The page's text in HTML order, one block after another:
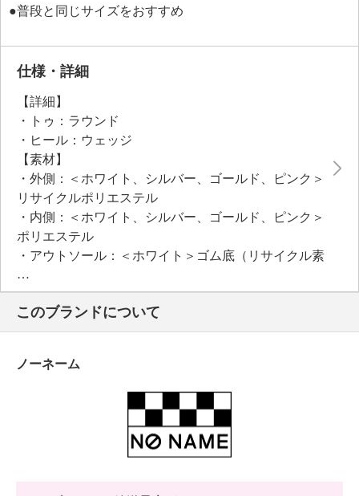
●普段と同じサイズをおすすめ
仕様・詳細
【詳細】
・トゥ：ラウンド
・ヒール：ウェッジ
【素材】
・外側：＜ホワイト、シルバー、ゴールド、ピンク＞
リサイクルポリエステル
・内側：＜ホワイト、シルバー、ゴールド、ピンク＞
ポリエステル
・アウトソール：＜ホワイト＞ゴム底（リサイクル素
材を含む）
＜シルバー、ゴールド、ピンク＞ＥＶＡ、ゴム底
【サイズ（ワイズ）】
・２Ｅ
・ヒールの高さ：約５ｃｍ
・前底厚み：約２ｃｍ
・前側着地点厚み：約３ｃｍ
・高低差：約２ｃｍ
このブランドについて
ノーネーム